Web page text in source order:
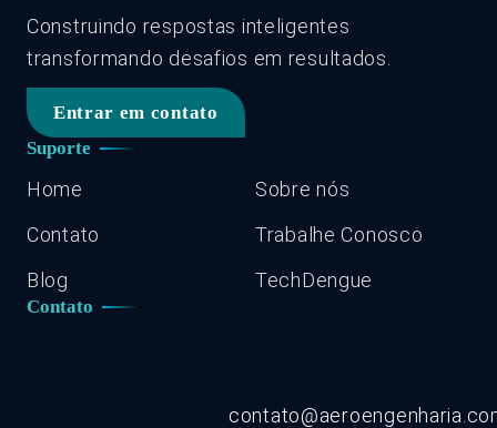
Construindo respostas inteligentes
transformando desafios em resultados.
Entrar em contato
Suporte
Home
Sobre nós
Contato
Trabalhe Conosco
Blog
TechDengue
Contato